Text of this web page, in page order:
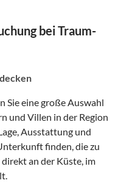
bei Traum-
Sie eine große Auswahl
und Villen in der Region
Ausstattung und
finden, die zu
an der Küste, im